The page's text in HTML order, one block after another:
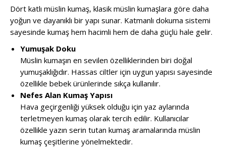
Dört katlı müslin kumaş, klasik müslin kumaşlara göre daha
yoğun ve dayanıklı bir yapı sunar. Katmanlı dokuma sistemi
sayesinde kumaş hem hacimli hem de daha güçlü hale gelir.
Yumuşak Doku
Müslin kumaşın en sevilen özelliklerinden biri doğal
yumuşaklığıdır. Hassas ciltler için uygun yapısı sayesinde
özellikle bebek ürünlerinde sıkça kullanılır.
Nefes Alan Kumaş Yapısı
Hava geçirgenliği yüksek olduğu için yaz aylarında
terletmeyen kumaş olarak tercih edilir. Kullanıcılar
özellikle yazın serin tutan kumaş aramalarında müslin
kumaş çeşitlerine yönelmektedir.